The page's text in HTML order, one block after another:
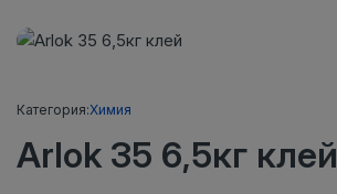
Категория:Химия
Arlok 35 6,5кг клей